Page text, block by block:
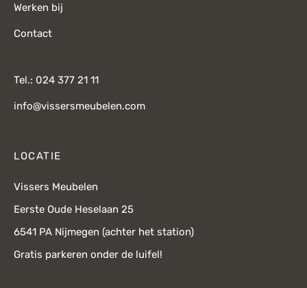
Werken bij
Contact
Tel.: 024 377 21 11
info@vissersmeubelen.com
LOCATIE
Vissers Meubelen
Eerste Oude Heselaan 25
6541 PA Nijmegen (achter het station)
Gratis parkeren onder de luifel!